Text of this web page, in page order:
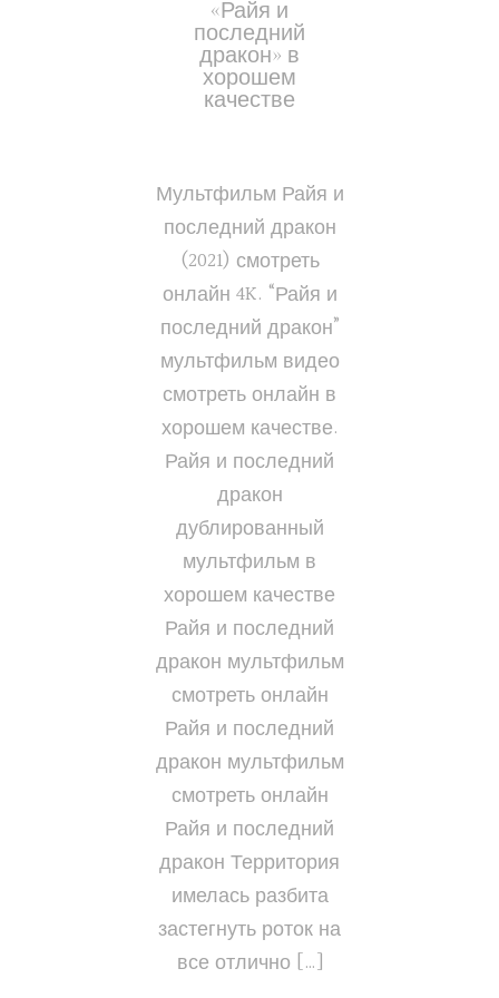
«Райя и
последний
дракон» в
хорошем
качестве
Мультфильм Райя и
последний дракон
(2021) смотреть
онлайн 4K. “Райя и
последний дракон”
мультфильм видео
смотреть онлайн в
хорошем качестве.
Райя и последний
дракон
дублированный
мультфильм в
хорошем качестве
Райя и последний
дракон мультфильм
смотреть онлайн
Райя и последний
дракон мультфильм
смотреть онлайн
Райя и последний
дракон Территория
имелась разбита
застегнуть роток на
все отлично […]